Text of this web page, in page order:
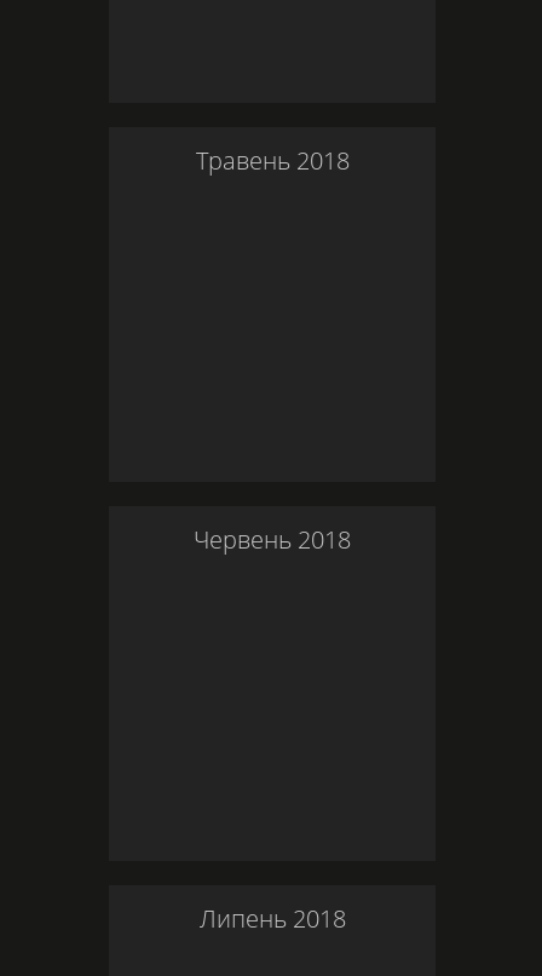
Травень 2018
Червень 2018
Липень 2018